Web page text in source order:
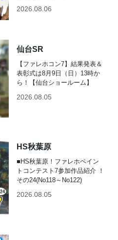
2026.08.06
仙台SR
【ファレホコン7】結果発表＆
表彰式は8月9日（日）13時か
ら！【仙台ショールーム】
2026.08.05
HS秋葉原
■HS秋葉原！ファレホペイン
トコンテスト7参加作品紹介 ！
その24(No118～No122)
2026.08.05